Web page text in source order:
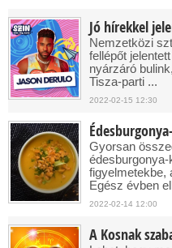
Jó hírekkel
Nemzetközi
fellépőt
nyárzáró
Tisza-parti ...
2022-02-15 12:30
Gyorsan
figyelmetekbe,
Egész évben
2022-02-14 12:00
A Kosnak